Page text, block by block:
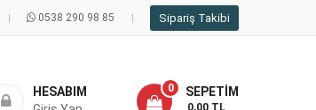
0538 290 98 85 Sipariş Takibi
SEPETIM
0
- 0,00 TL
HESABIM